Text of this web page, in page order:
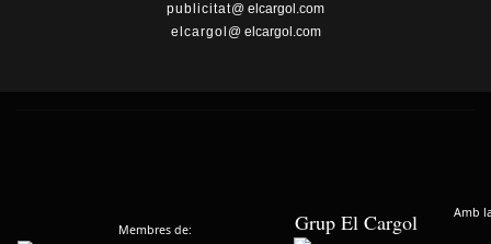
publicitat@ elcargol.com
elcargol @ elcargol.com
Membres de: Grup El Cargol Amb